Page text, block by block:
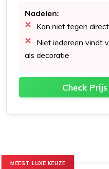
Nadelen:
Kan niet tegen
Niet iedereen vindt
als decoratie
Check
MEEST LUXE KEUZE